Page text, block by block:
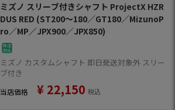
ミズノ スリーブ付きシャフト ProjectX HZR
DUS RED (ST200～180／GT180／MizunoP
ro／MP／JPX900／JPX850)
ミズノ カスタムシャフト 即日発送対象外 スリー
ブ付き
当店価格 ¥ 22,150 税込